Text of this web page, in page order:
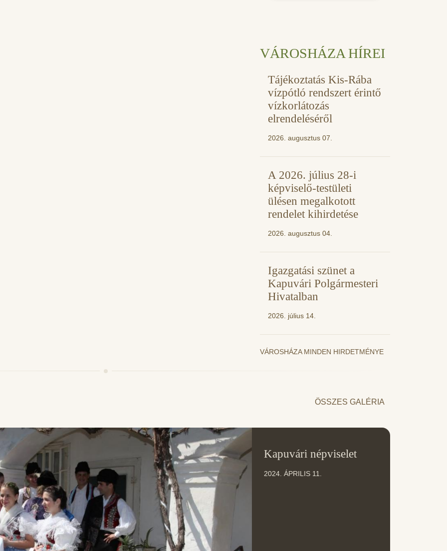
VÁROSHÁZA HÍREI
Tájékoztatás Kis-Rába
vízpótló rendszert érintő
vízkorlátozás
elrendeléséről
2026. augusztus 07.
A 2026. július 28-i
képviselő-testületi
ülésen megalkotott
rendelet kihirdetése
2026. augusztus 04.
Igazgatási szünet a
Kapuvári Polgármesteri
Hivatalban
2026. július 14.
VÁROSHÁZA MINDEN HIRDETMÉNYE
ÖSSZES GALÉRIA
Kapuvári népviselet
2024. ÁPRILIS 11.